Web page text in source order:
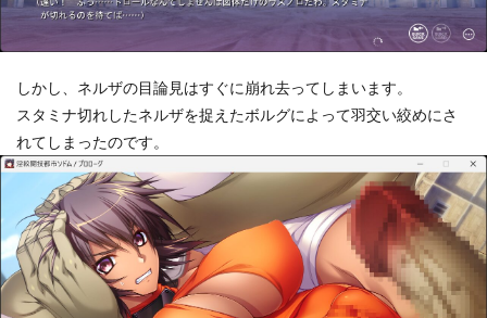
しかし、ネルザの目論見はすぐに崩れ去ってしまいます。
スタミナ切れしたネルザを捉えたボルグによって羽交い絞めにさ
れてしまったのです。